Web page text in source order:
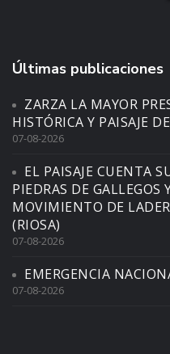
Últimas publicaciones
ZARZA LA MAYOR
HISTÓRICA Y PAISAJE
07-08-2026
EL PAISAJE CUENTA
PIEDRAS DE GALLEGOS
MOVIMIENTO DE
(RIOSA)
07-08-2026
EMERGENCIA
07-08-2026